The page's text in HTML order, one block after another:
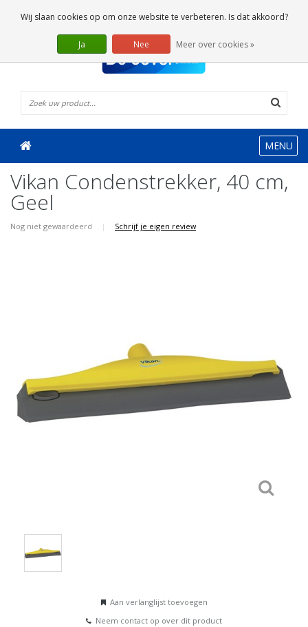
0 Artikelen
MENU
Vikan Condenstrekker, 40 cm,
Geel
Nog niet gewaardeerd | Schrijf je eigen review
Aan verlanglijst toevoegen
Neem contact op over dit product
Wij slaan cookies op om onze website te verbeteren. Is dat akkoord?
Ja Nee Meer over cookies »